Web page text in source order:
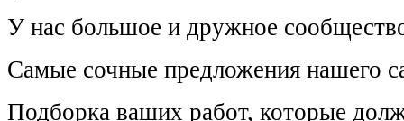
У нас большое и дружное
Самые сочные предложения нашего
Подборка ваших работ, которые